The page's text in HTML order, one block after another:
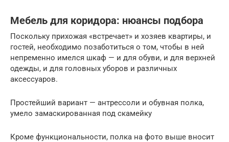
Мебель для коридора: нюансы подбора
Поскольку прихожая «встречает» и хозяев квартиры, и
гостей, необходимо позаботиться о том, чтобы в ней
непременно имелся шкаф — и для обуви, и для верхней
одежды, и для головных уборов и различных
аксессуаров.
Простейший вариант — антрессоли и обувная полка,
умело замаскированная под скамейку
Кроме функциональности, полка на фото выше вносит